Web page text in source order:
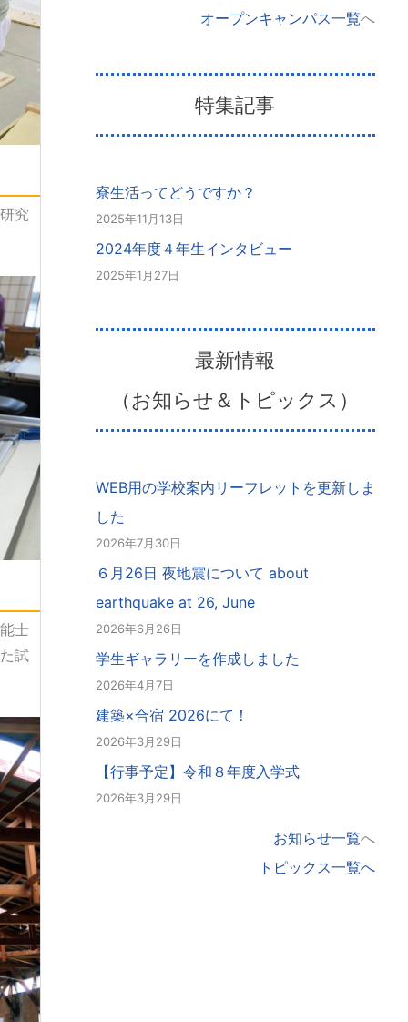
究
士
試
オープンキャンパス一覧へ
特集記事
寮生活ってどうですか？
2025年11月13日
2024年度４年生インタビュー
2025年1月27日
最新情報
（お知らせ＆トピックス）
WEB用の学校案内リーフレットを更新しま
した
2026年7月30日
６月26日 夜地震について about
earthquake at 26, June
2026年6月26日
学生ギャラリーを作成しました
2026年4月7日
建築×合宿 2026にて！
2026年3月29日
【行事予定】令和８年度入学式
2026年3月29日
お知らせ一覧へ
トピックス一覧へ